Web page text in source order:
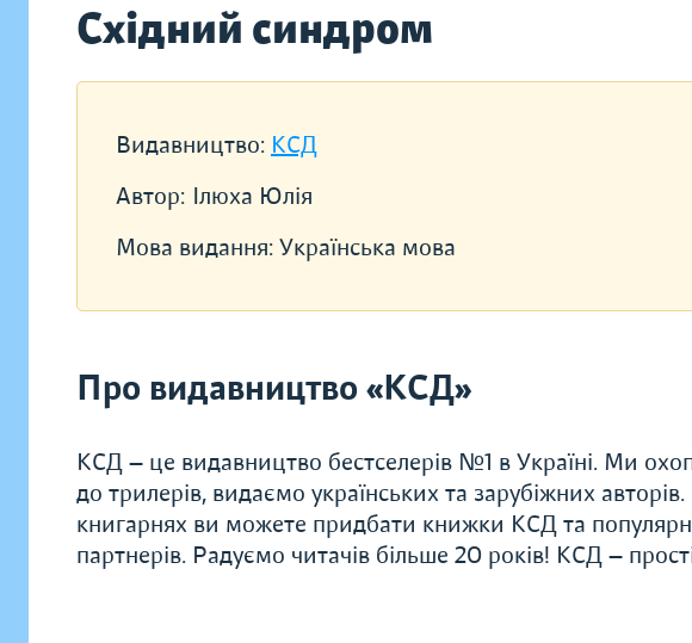
Східний синдром
Видавництво: КСД
Автор: Ілюха Юлія
Мова видання: Українська мова
Про видавництво «КСД»
КСД — це видавництво бестселерів №1 в Україні. Ми
до трилерів, видаємо українських та зарубіжних
книгарнях ви можете придбати книжки КСД та
партнерів. Радуємо читачів більше 20 років! КСД —